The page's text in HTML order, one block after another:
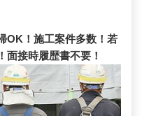
OK！施工案件多数！若
面接時履歴書不要！